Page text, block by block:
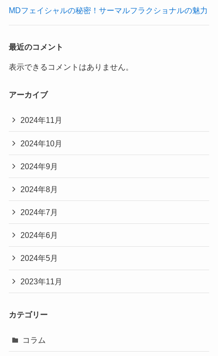
MDフェイシャルの秘密！サーマルフラクショナルの魅力
最近のコメント
表示できるコメントはありません。
アーカイブ
2024年11月
2024年10月
2024年9月
2024年8月
2024年7月
2024年6月
2024年5月
2023年11月
カテゴリー
コラム